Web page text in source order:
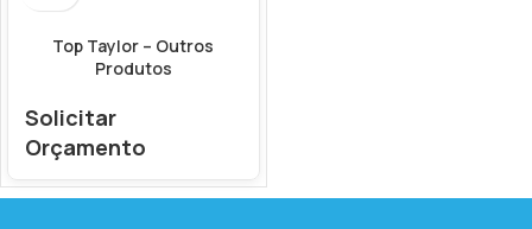
Top Taylor – Outros
Produtos
Solicitar
Orçamento